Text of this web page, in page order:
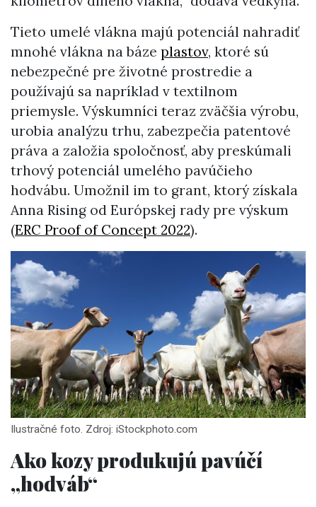
Tieto umelé vlákna majú potenciál nahradiť
mnohé vlákna na báze plastov, ktoré sú
nebezpečné pre životné prostredie a
používajú sa napríklad v textilnom
priemysle. Výskumníci teraz zväčšia výrobu,
urobia analýzu trhu, zabezpečia patentové
práva a založia spoločnosť, aby preskúmali
trhový potenciál umelého pavúčieho
hodvábu. Umožnil im to grant, ktorý získala
Anna Rising od Európskej rady pre výskum
(ERC Proof of Concept 2022).
Ilustračné foto. Zdroj: iStockphoto.com
Ako kozy produkujú pavúčí
„hodváb“